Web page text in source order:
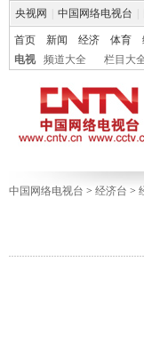
央视网 中国网络电视台
首页 新闻 经济 体育
电视
频道大全 栏目大
中国网络电视台 > 经济台 >